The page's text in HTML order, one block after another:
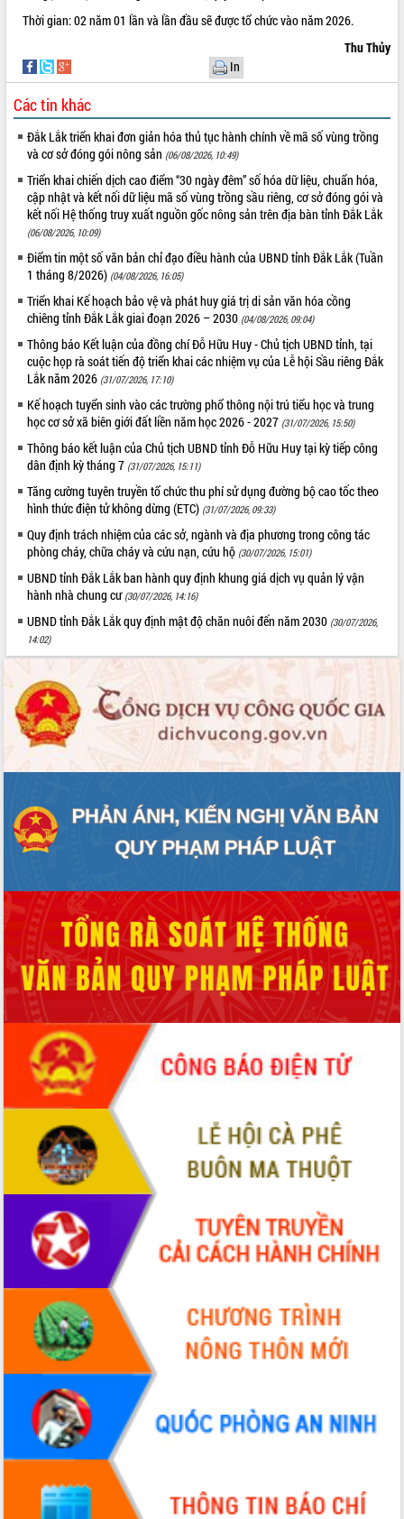
Tháo gỡ những vướng mắc, đẩy mạnh
công tỉnh
Đắk Lắk: Tôn vinh 46 giải pháp tại Hội
thi Sáng tạo Kỹ thuật 2024 - 2025
Đắk Lắk rà soát, điều chỉnh Đề án 190
về phát triển nuôi trồng thủy sản
Phó Chủ tịch UBND tỉnh Đắk Lắk
Trương Công Thái kiểm tra thực địa
Dự án cao tốc Khánh Hòa - Buôn Ma
Thuột
Định vị cà phê Việt Nam như một “di
sản sống” trong dòng chảy toàn cầu
Xây dựng nông thôn mới: Nâng cao đời
sống người dân từ những mô hình thiết
thực
Quyết liệt tháo gỡ vướng mắc, đẩy
nhanh tiến độ các dự án trọng điểm
trong Khu kinh tế Nam Phú Yên
Hòn Yến phát triển du lịch gắn với bảo
tồn biển
Lấy ý kiến điều chỉnh Quy hoạch tỉnh
Đắk Lắk thời kỳ 2021-2030, tầm nhìn
đến năm 2050
Phát động chiến dịch 30 ngày đêm
giải phóng mặt bằng Tuyến đường bộ
ven biển
Đắk Lắk nỗ lực thúc đẩy tăng trưởng
kinh tế từ 10% trở lên trong Quý
II/2026
Đắk Lắk ký kết thỏa thuận hợp tác về
chuyển đổi số giai đoạn 2026 – 2030
với Tập đoàn Bưu chính Viễn thông
Việt Nam
Thứ trưởng Bộ Y tế làm việc với tỉnh
Đắk Lắk về phát triển nhân lực y tế
cho trạm y tế cấp xã
Du lịch Đắk Lắk nâng tầm trải nghiệm
Tập huấn ứng dụng trí tuệ nhân tạo (AI)
trong thương mại điện tử năm 2026
Đoàn đại biểu Quốc hội tỉnh Đắk Lắk
nhất, Quốc hội khóa XVI
Quyết liệt cải cách hành chính, khơi
thông nguồn lực phát triển
Nâng cao hiệu lực, hiệu quả HĐND
tỉnh thông qua hiện đại hóa hành chính
Xã Ea Phê gắn cải cách hành chính với
chuyển đổi số
Phó Chủ tịch Thường trực UBND tỉnh
Hồ Thị Nguyên Thảo làm việc tại Trung
tâm Phục vụ hành chính công xã Ea
Xây dựng nền hành chính số đồng
hành cùng nông dân dân, doanh nghiệp
Giai đoạn 2026-2030, Đắk Lắk phấn
đấu có 77% xã đạt chuẩn nông thôn
mới
Chuyển đổi số 'mở đường' cho nông
nghiệp Đắk Lắk tăng trưởng bứt phá
Triển khai đồng bộ đo đạc, lập hồ sơ
địa chính, hoàn thiện cơ sở dữ liệu đất
đai
Ứng dụng sinh trắc học - Bước tiến
trong hành trình chuyển đổi số tại Đắk
Đắk Lắk nâng cao hiệu quả công tác
Đảng từ Sổ tay đảng viên điện tử
Đắk Lắk đẩy mạnh nuôi biển công
nghệ, hướng tới phát triển thủy sản
bền vững
Tập huấn nâng cao năng lực triển khai
chuyển đổi số cho cán bộ, công chức
cấp xã
Thời gian: 02 năm 01 lần và lần đầu sẽ được tổ chức vào năm 2026.
Thu Thủy
In
Các tin khác
Đắk Lắk triển khai đơn giản hóa thủ tục hành chính về mã số vùng trồng
và cơ sở đóng gói nông sản (06/08/2026, 10:49)
Triển khai chiến dịch cao điểm “30 ngày đêm” số hóa dữ liệu, chuẩn hóa,
cập nhật và kết nối dữ liệu mã số vùng trồng sầu riêng, cơ sở đóng gói và
kết nối Hệ thống truy xuất nguồn gốc nông sản trên địa bàn tỉnh Đắk Lắk
(06/08/2026, 10:09)
Điểm tin một số văn bản chỉ đạo điều hành của UBND tỉnh Đắk Lắk (Tuần
1 tháng 8/2026) (04/08/2026, 16:05)
Triển khai Kế hoạch bảo vệ và phát huy giá trị di sản văn hóa cồng
chiêng tỉnh Đắk Lắk giai đoạn 2026 – 2030 (04/08/2026, 09:04)
Thông báo Kết luận của đồng chí Đỗ Hữu Huy - Chủ tịch UBND tỉnh, tại
cuộc họp rà soát tiến độ triển khai các nhiệm vụ của Lễ hội Sầu riêng Đắk
Lắk năm 2026 (31/07/2026, 17:10)
Kế hoạch tuyển sinh vào các trường phổ thông nội trú tiểu học và trung
học cơ sở xã biên giới đất liền năm học 2026 - 2027 (31/07/2026, 15:50)
Thông báo kết luận của Chủ tịch UBND tỉnh Đỗ Hữu Huy tại kỳ tiếp công
dân định kỳ tháng 7 (31/07/2026, 15:11)
Tăng cường tuyên truyền tổ chức thu phí sử dụng đường bộ cao tốc theo
hình thức điện tử không dừng (ETC) (31/07/2026, 09:33)
Quy định trách nhiệm của các sở, ngành và địa phương trong công tác
phòng cháy, chữa cháy và cứu nạn, cứu hộ (30/07/2026, 15:01)
UBND tỉnh Đắk Lắk ban hành quy định khung giá dịch vụ quản lý vận
hành nhà chung cư (30/07/2026, 14:16)
UBND tỉnh Đắk Lắk quy định mật độ chăn nuôi đến năm 2030 (30/07/2026,
14:02)